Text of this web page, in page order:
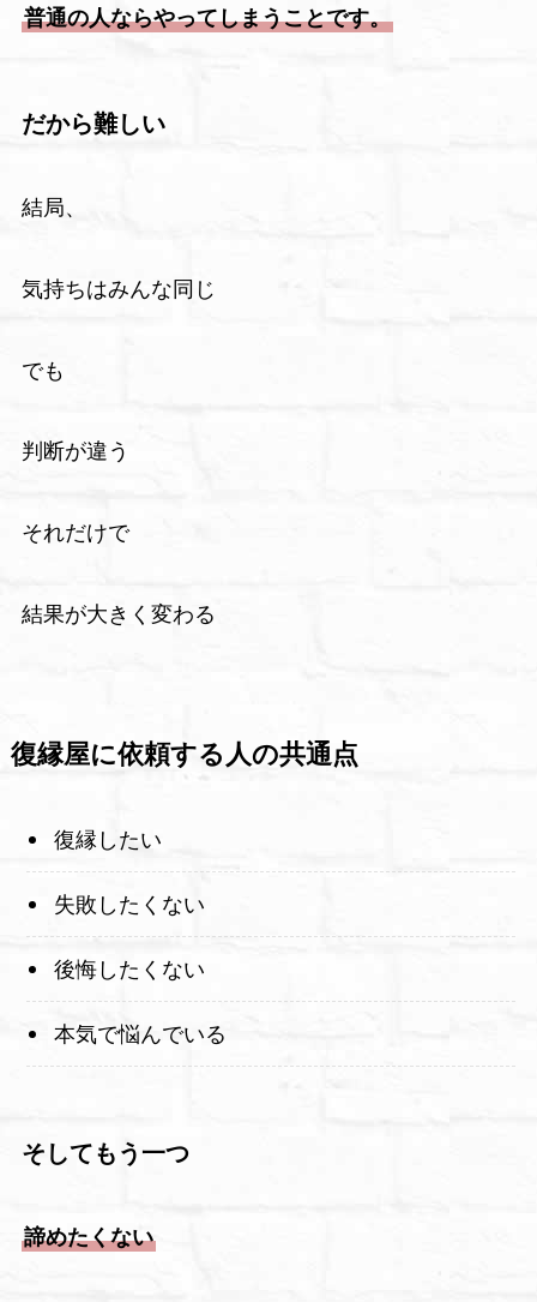
普通の人ならやってしまうことです。
だから難しい
結局、
気持ちはみんな同じ
でも
判断が違う
それだけで
結果が大きく変わる
復縁屋に依頼する人の共通点
復縁したい
失敗したくない
後悔したくない
本気で悩んでいる
そしてもう一つ
諦めたくない